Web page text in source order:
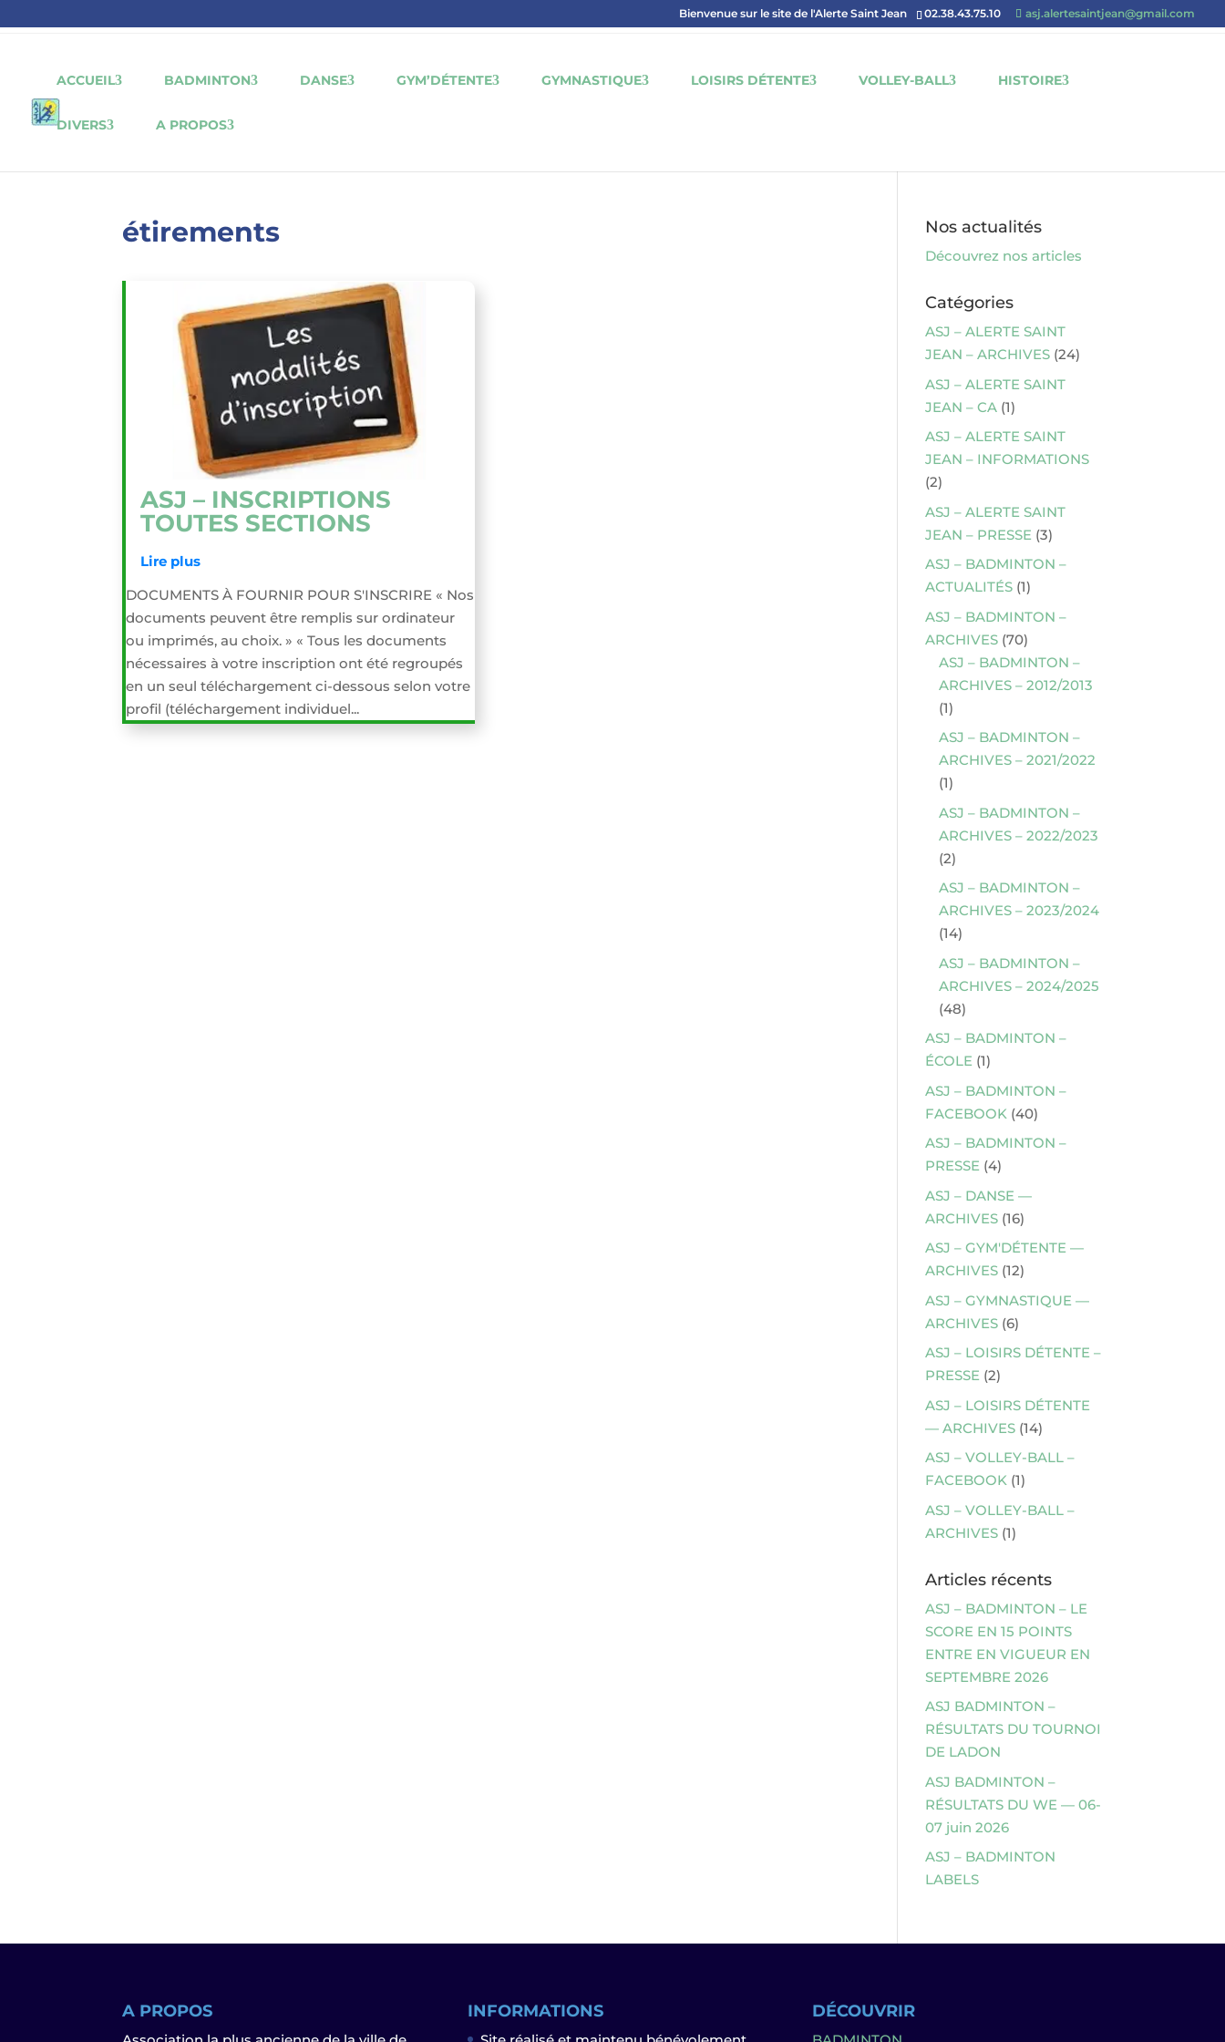
Bienvenue sur le site de l'Alerte Saint Jean 02.38.43.75.10 asj.alertesaintjean@gmail.com
ACCUEIL BADMINTON DANSE GYM’DÉTENTE GYMNASTIQUE LOISIRS DÉTENTE VOLLEY-BALL HISTOIRE
DIVERS A PROPOS
étirements
ASJ – INSCRIPTIONS
TOUTES SECTIONS
Lire plus
DOCUMENTS À FOURNIR POUR S'INSCRIRE « Nos
documents peuvent être remplis sur ordinateur
ou imprimés, au choix. » « Tous les documents
nécessaires à votre inscription ont été regroupés
en un seul téléchargement ci-dessous selon votre
profil (téléchargement individuel...
Nos actualités
Découvrez nos articles
Catégories
ASJ – ALERTE SAINT
JEAN – ARCHIVES (24)
ASJ – ALERTE SAINT
JEAN – CA (1)
ASJ – ALERTE SAINT
JEAN – INFORMATIONS
(2)
ASJ – ALERTE SAINT
JEAN – PRESSE (3)
ASJ – BADMINTON –
ACTUALITÉS (1)
ASJ – BADMINTON –
ARCHIVES (70)
ASJ – BADMINTON –
ARCHIVES – 2012/2013
(1)
ASJ – BADMINTON –
ARCHIVES – 2021/2022
(1)
ASJ – BADMINTON –
ARCHIVES – 2022/2023
(2)
ASJ – BADMINTON –
ARCHIVES – 2023/2024
(14)
ASJ – BADMINTON –
ARCHIVES – 2024/2025
(48)
ASJ – BADMINTON –
ÉCOLE (1)
ASJ – BADMINTON –
FACEBOOK (40)
ASJ – BADMINTON –
PRESSE (4)
ASJ – DANSE —
ARCHIVES (16)
ASJ – GYM'DÉTENTE —
ARCHIVES (12)
ASJ – GYMNASTIQUE —
ARCHIVES (6)
ASJ – LOISIRS DÉTENTE –
PRESSE (2)
ASJ – LOISIRS DÉTENTE
— ARCHIVES (14)
ASJ – VOLLEY-BALL –
FACEBOOK (1)
ASJ – VOLLEY-BALL –
ARCHIVES (1)
Articles récents
ASJ – BADMINTON – LE
SCORE EN 15 POINTS
ENTRE EN VIGUEUR EN
SEPTEMBRE 2026
ASJ BADMINTON –
RÉSULTATS DU TOURNOI
DE LADON
ASJ BADMINTON –
RÉSULTATS DU WE — 06-
07 juin 2026
ASJ – BADMINTON
LABELS
A PROPOS INFORMATIONS DÉCOUVRIR